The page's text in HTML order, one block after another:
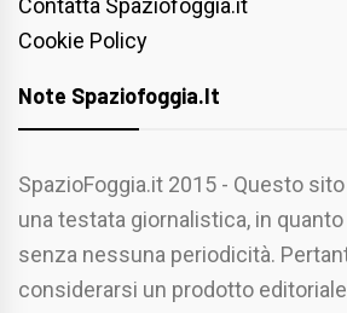
Contatta Spaziofoggia.it
Cookie Policy
Note Spaziofoggia.it
SpazioFoggia.it 2015 - Questo
una testata giornalistica, in
senza nessuna periodicità.
considerarsi un prodotto